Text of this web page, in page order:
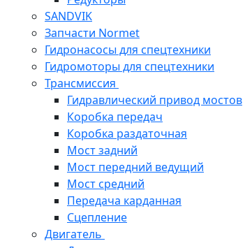
SANDVIK
Запчасти Normet
Гидронасосы для спецтехники
Гидромоторы для спецтехники
Трансмиссия
Гидравлический привод мостов
Коробка передач
Коробка раздаточная
Мост задний
Мост передний ведущий
Мост средний
Передача карданная
Сцепление
Двигатель